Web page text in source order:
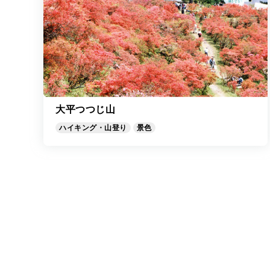
大平つつじ山
ハイキング・山登り 景色